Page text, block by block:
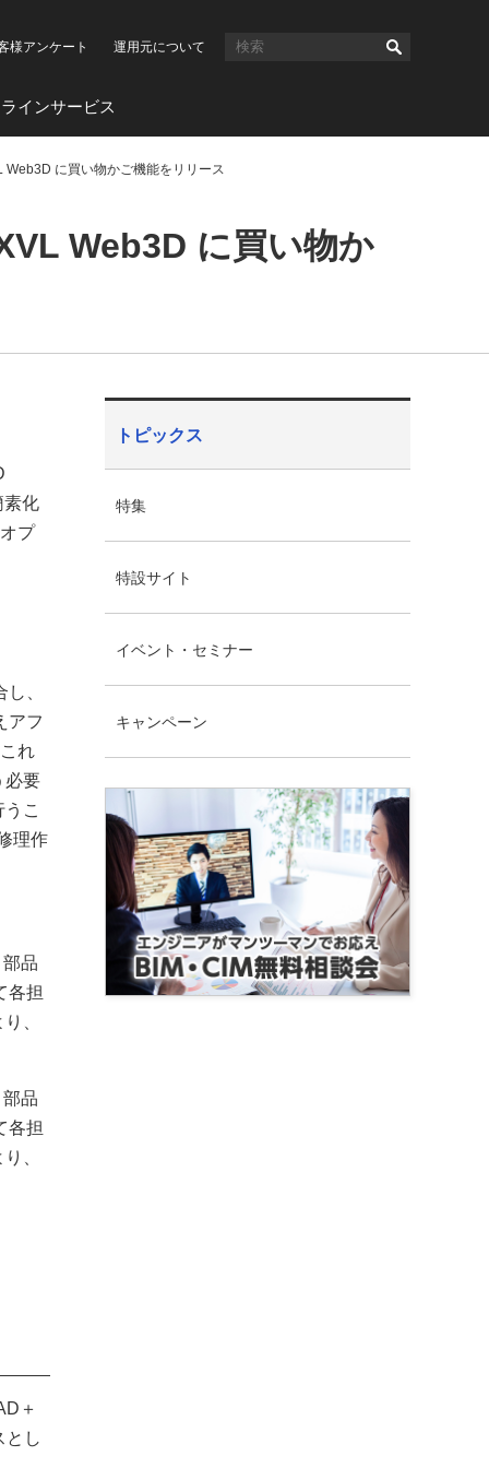
様アンケート 運用元について
インサービス
に買い物かご機能をリリース
Web3D に買い物か
素化
プ
、
アフ
れ
必要
こ
理作
品
各担
、
品
各担
、
＋
とし
トピックス
特集
特設サイト
イベント・セミナー
キャンペーン